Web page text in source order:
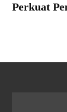
Perkuat